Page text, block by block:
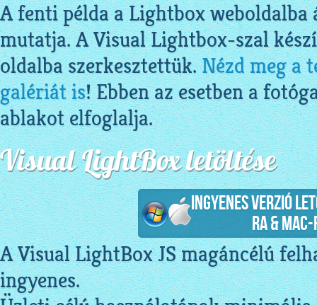
A fenti példa a Lightbox weboldalba
mutatja. A Visual Lightbox-szal
oldalba szerkesztettük.Nézd meg a
galériát is! Ebben az esetben a
ablakot elfoglalja.
Visual LightBox letöltése
Ingyenes verzió
ra &
A Visual LightBox JS magáncélú
ingyenes.